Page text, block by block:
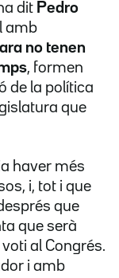
dit Pedro
amb
no tenen
, formen
de la política
que
haver més
i, tot i que
que
que serà
al Congrés.
i amb